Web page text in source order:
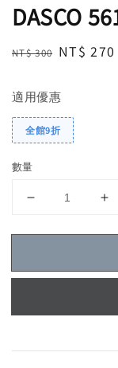
DASCO
Regular
NT$ 300 Sale
NT$ 270
適用優惠
全館9折
數量